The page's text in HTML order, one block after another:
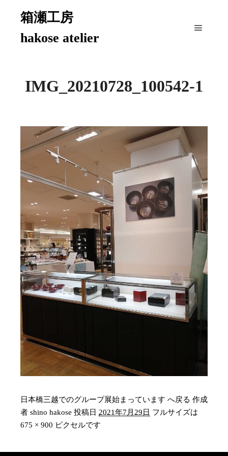
箱瀬工房
hakose atelier
IMG_20210728_100542-1
日本橋三越でのグループ展始まっています へ戻る 作成
者 shino hakose 投稿日 2021年7月29日 フルサイズは
675 × 900 ピクセルです